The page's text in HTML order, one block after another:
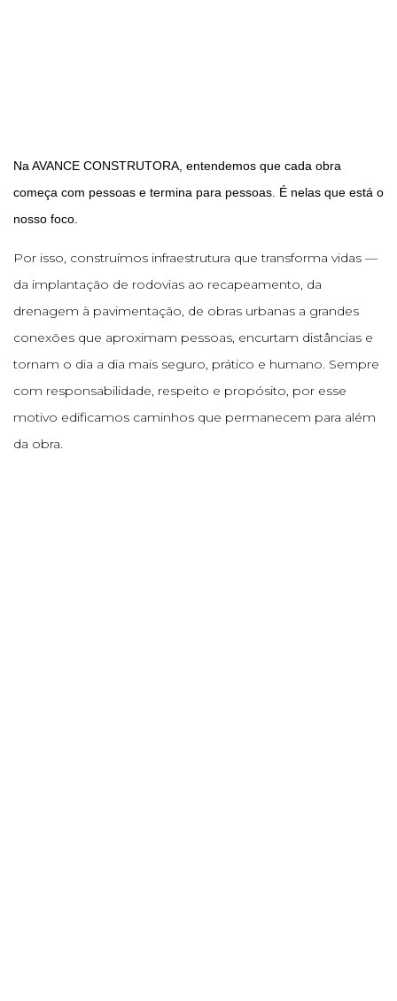
Na AVANCE CONSTRUTORA, entendemos que cada obra
começa com pessoas e termina para pessoas. É nelas que está o
nosso foco.
Por isso, construímos infraestrutura que transforma vidas —
da implantação de rodovias ao recapeamento, da
drenagem à pavimentação, de obras urbanas a grandes
conexões que aproximam pessoas, encurtam distâncias e
tornam o dia a dia mais seguro, prático e humano. Sempre
com responsabilidade, respeito e propósito, por esse
motivo edificamos caminhos que permanecem para além
da obra.